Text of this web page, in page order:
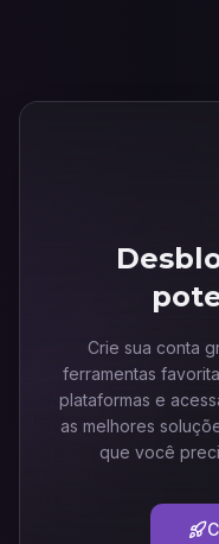
Crie sua conta
ferramentas
plataformas e
as melhores
que você